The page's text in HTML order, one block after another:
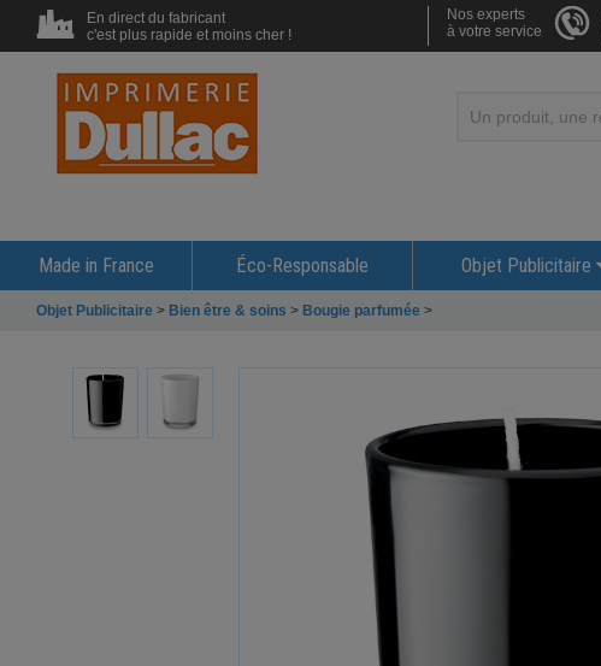
En direct du fabricant
c'est plus rapide et moins cher !
Nos experts
à votre service
Made in France Éco-Responsable Objet Publicitaire
Objet Publicitaire > Bien être & soins > Bougie parfumée >